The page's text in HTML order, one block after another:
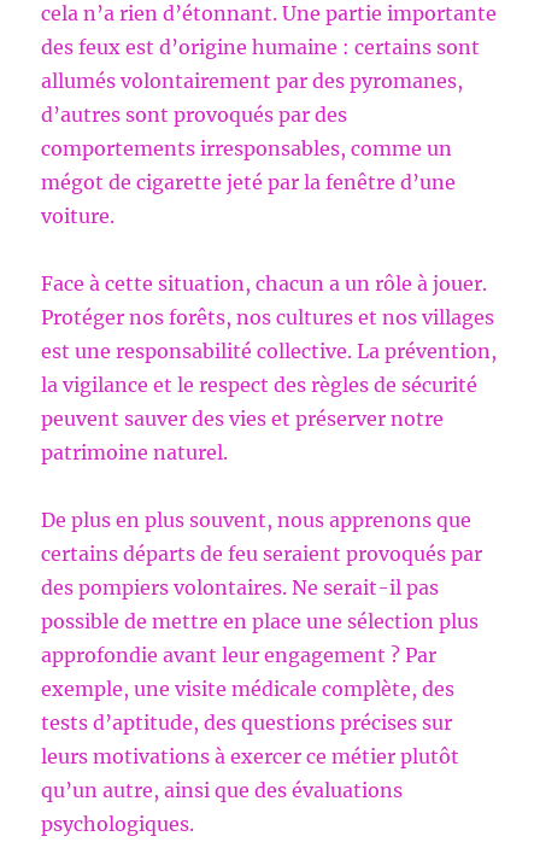
cela n’a rien d’étonnant. Une partie importante
des feux est d’origine humaine : certains sont
allumés volontairement par des pyromanes,
d’autres sont provoqués par des
comportements irresponsables, comme un
mégot de cigarette jeté par la fenêtre d’une
voiture.
Face à cette situation, chacun a un rôle à jouer.
Protéger nos forêts, nos cultures et nos villages
est une responsabilité collective. La prévention,
la vigilance et le respect des règles de sécurité
peuvent sauver des vies et préserver notre
patrimoine naturel.
De plus en plus souvent, nous apprenons que
certains départs de feu seraient provoqués par
des pompiers volontaires. Ne serait-il pas
possible de mettre en place une sélection plus
approfondie avant leur engagement ? Par
exemple, une visite médicale complète, des
tests d’aptitude, des questions précises sur
leurs motivations à exercer ce métier plutôt
qu’un autre, ainsi que des évaluations
psychologiques.